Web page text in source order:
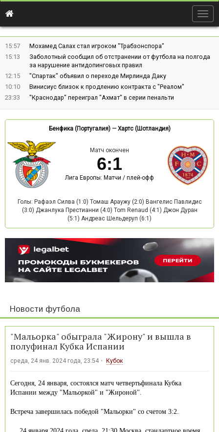
15:57
Мохамед Салах стал игроком "Трабзонспора"
15:13
Заболотный сообщил об отстранении от футбола на полгода
за нарушение антидопинговых правил
12:15
"Спартак" объявил о переходе Мирлинда Даку
10:10
Винисиус близок к продлению контракта с "Реалом"
23:33
"Краснодар" переиграл "Ахмат" в серии пенальти
Бенфика (Португалия)— Хартс (Шотландия)
Матч окончен
6:1
Лига Европы: Матчи / плей-офф
Голы: Рафаэл Силва (1:0) Томаш Араужу (2:0) Вангелис Павлидис
(3:0) Джанлука Престианни (4:0) Tom Renaud (4:1) Джон Дуран
(5:1) Андреас Шельдеруп (6:1)
Новости футбола
"Мальорка" обыграла "Жирону" и вышла в
полуфинал Кубка Испании
среда, 24 янв. 2024 года, 23:54 Кубок
Сегодня, 24 января, состоялся матч четвертьфинала Кубка
Испании между "Мальоркой" и "Жироной".
Встреча завершилась победой "Мальорки" со счетом 3:2.